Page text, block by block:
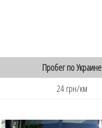
Пробег по Украине
24 грн/км